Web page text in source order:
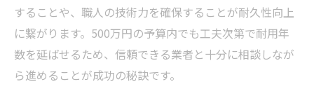
することや、職人の技術力を確保することが耐久性向上
に繋がります。500万円の予算内でも工夫次第で耐用年
数を延ばせるため、信頼できる業者と十分に相談しなが
ら進めることが成功の秘訣です。